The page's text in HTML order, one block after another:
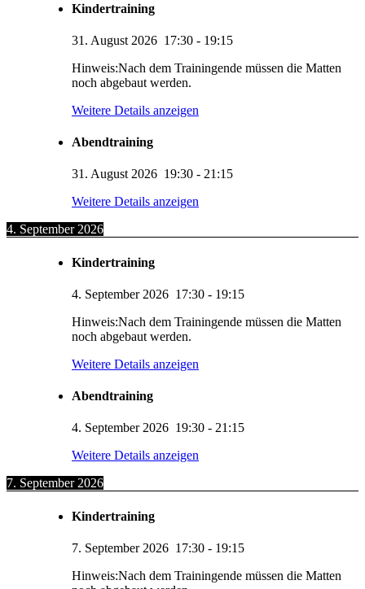
Kindertraining
31. August 2026 17:30 - 19:15
Hinweis:Nach dem Trainingende müssen die Matten
noch abgebaut werden.
Weitere Details anzeigen
Abendtraining
31. August 2026 19:30 - 21:15
Weitere Details anzeigen
4. September 2026
Kindertraining
4. September 2026 17:30 - 19:15
Hinweis:Nach dem Trainingende müssen die Matten
noch abgebaut werden.
Weitere Details anzeigen
Abendtraining
4. September 2026 19:30 - 21:15
Weitere Details anzeigen
7. September 2026
Kindertraining
7. September 2026 17:30 - 19:15
Hinweis:Nach dem Trainingende müssen die Matten